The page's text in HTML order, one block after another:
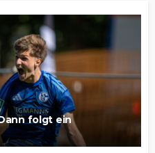
folgt ein